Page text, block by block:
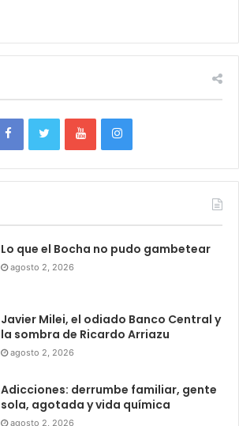
Lo que el Bocha no pudo gambetear
agosto 2, 2026
Javier Milei, el odiado Banco Central y
la sombra de Ricardo Arriazu
agosto 2, 2026
Adicciones: derrumbe familiar, gente
sola, agotada y vida química
agosto 2, 2026